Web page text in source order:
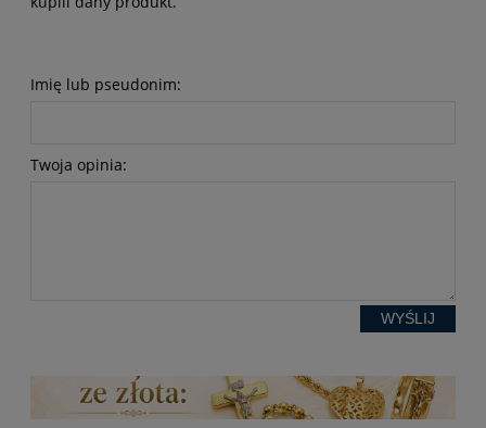
Imię lub pseudonim:
Twoja opinia:
WYŚLIJ